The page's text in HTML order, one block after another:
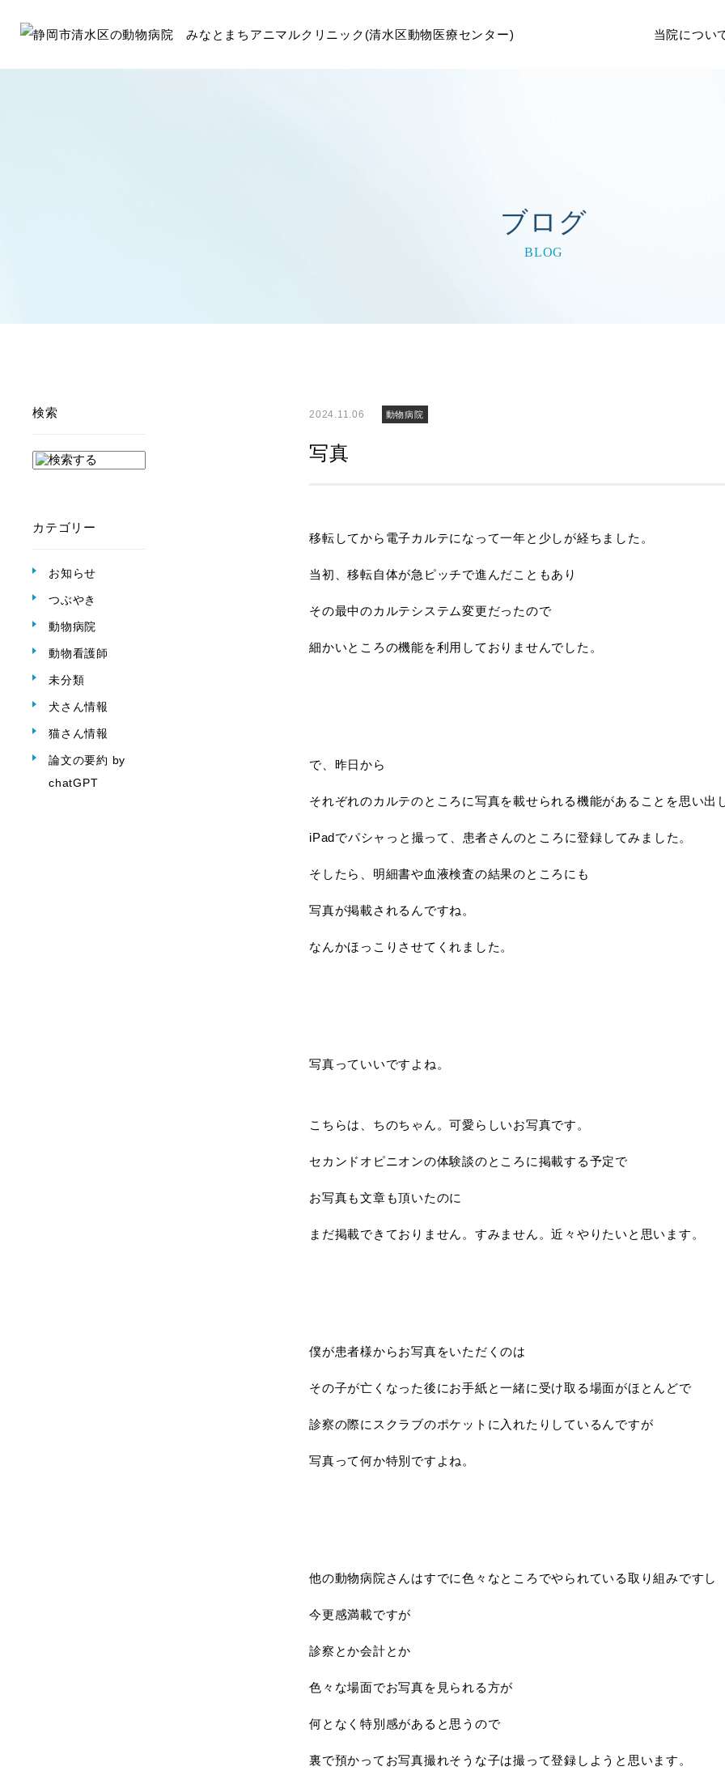
当院につい
ブログ
BLOG
検索
カテゴリー
お知らせ
つぶやき
動物病院
動物看護師
未分類
犬さん情報
猫さん情報
論文の要約 by
chatGPT
2024.11.06 動物病院
写真
移転してから電子カルテになって一年と少しが経ちました。
当初、移転自体が急ピッチで進んだこともあり
その最中のカルテシステム変更だったので
細かいところの機能を利用しておりませんでした。
で、昨日から
それぞれのカルテのところに写真を載せられる機能があることを思い出
iPadでパシャっと撮って、患者さんのところに登録してみました。
そしたら、明細書や血液検査の結果のところにも
写真が掲載されるんですね。
なんかほっこりさせてくれました。
写真っていいですよね。
こちらは、ちのちゃん。可愛らしいお写真です。
セカンドオピニオンの体験談のところに掲載する予定で
お写真も文章も頂いたのに
まだ掲載できておりません。すみません。近々やりたいと思います。
僕が患者様からお写真をいただくのは
その子が亡くなった後にお手紙と一緒に受け取る場面がほとんどで
診察の際にスクラブのポケットに入れたりしているんですが
写真って何か特別ですよね。
他の動物病院さんはすでに色々なところでやられている取り組みですし
今更感満載ですが
診察とか会計とか
色々な場面でお写真を見られる方が
何となく特別感があると思うので
裏で預かってお写真撮れそうな子は撮って登録しようと思います。